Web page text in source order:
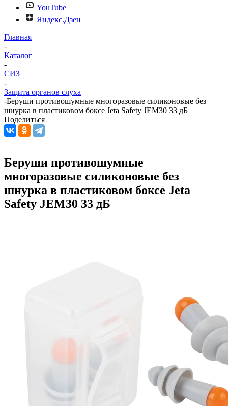
YouTube
Яндекс.Дзен
Главная
-
Каталог
-
СИЗ
-
Защита органов слуха
-Беруши противошумные многоразовые силиконовые без
шнурка в пластиковом боксе Jeta Safety JEM30 33 дБ
Поделиться
Беруши противошумные
многоразовые силиконовые без
шнурка в пластиковом боксе Jeta
Safety JEM30 33 дБ